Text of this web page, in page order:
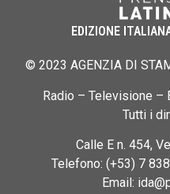
EDIZIONE
© 2023 AGENZIA DI
Radio – Televisione –
Tutti i
Calle E n. 454,
Telefono: (+53) 7
Email: